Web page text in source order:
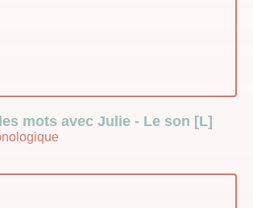
mots avec Julie - Le son [L]